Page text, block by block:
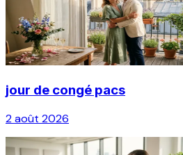
jour de congé pacs
2 août 2026